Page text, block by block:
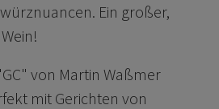
Ein großer,
von Martin Waßmer
mit Gerichten von